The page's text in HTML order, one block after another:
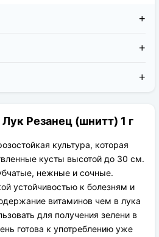
до 14 дней (с учётом
перед отправкой;
счёту (реквизитам
Резанец (шнитт) 1 г
культура, которая
кусты высотой до 30 см.
нежные и сочные.
устойчивостью к болезням и
витаминов чем в лука
для получения зелени в
готова к употреблению уже